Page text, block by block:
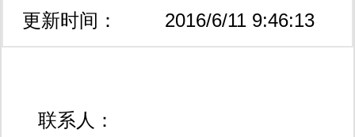
更新时间： 2016/6/11 9:46:13
联系人：